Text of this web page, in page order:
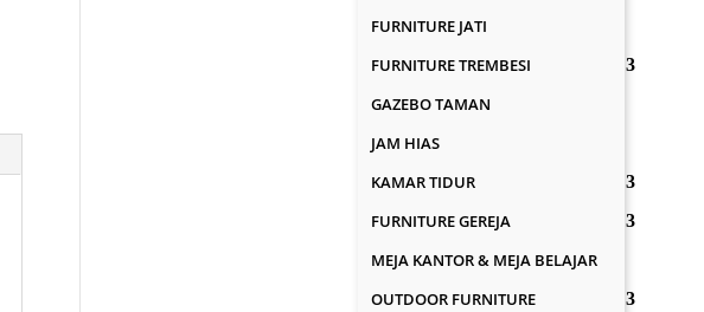
FURNITURE JATI
FURNITURE TREMBESI
GAZEBO TAMAN
JAM HIAS
KAMAR TIDUR
FURNITURE GEREJA
MEJA KANTOR & MEJA BELAJAR
OUTDOOR FURNITURE